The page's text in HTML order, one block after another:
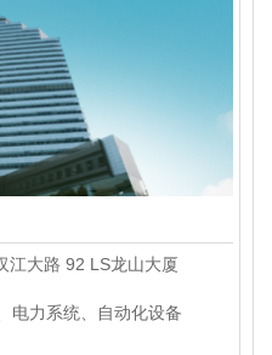
江大路 92 LS龙山大厦
电力系统、自动化设备